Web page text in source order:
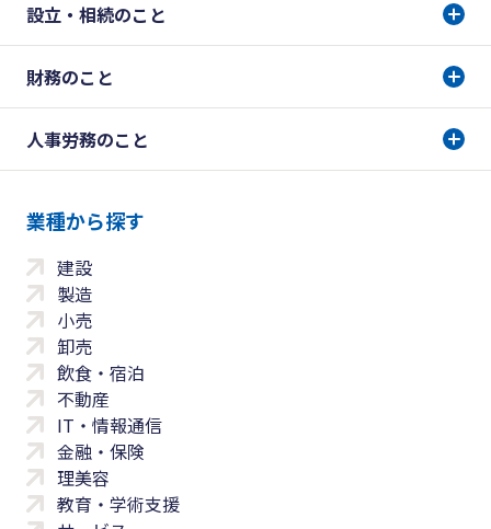
設立・相続のこと
財務のこと
人事労務のこと
業種から探す
建設
製造
小売
卸売
飲食・宿泊
不動産
IT・情報通信
金融・保険
理美容
教育・学術支援